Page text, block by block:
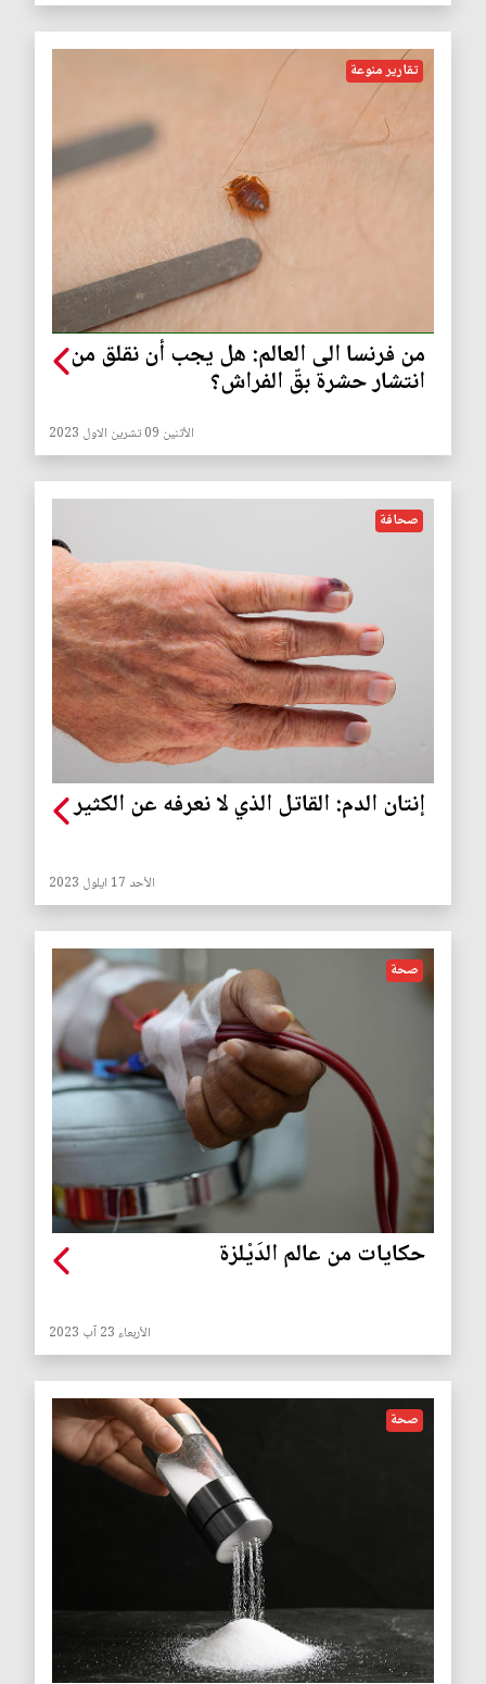
تقارير منوعة
من فرنسا الى العالم: هل يجب أن نقلق من
انتشار حشرة بقّ الفراش؟
الأثنين 09 تشرين الاول 2023
صحافة
إنتان الدم: القاتل الذي لا نعرفه عن الكثير
الأحد 17 ايلول 2023
صحة
حكايات من عالم الدَيْلزة
الأربعاء 23 آب 2023
صحة